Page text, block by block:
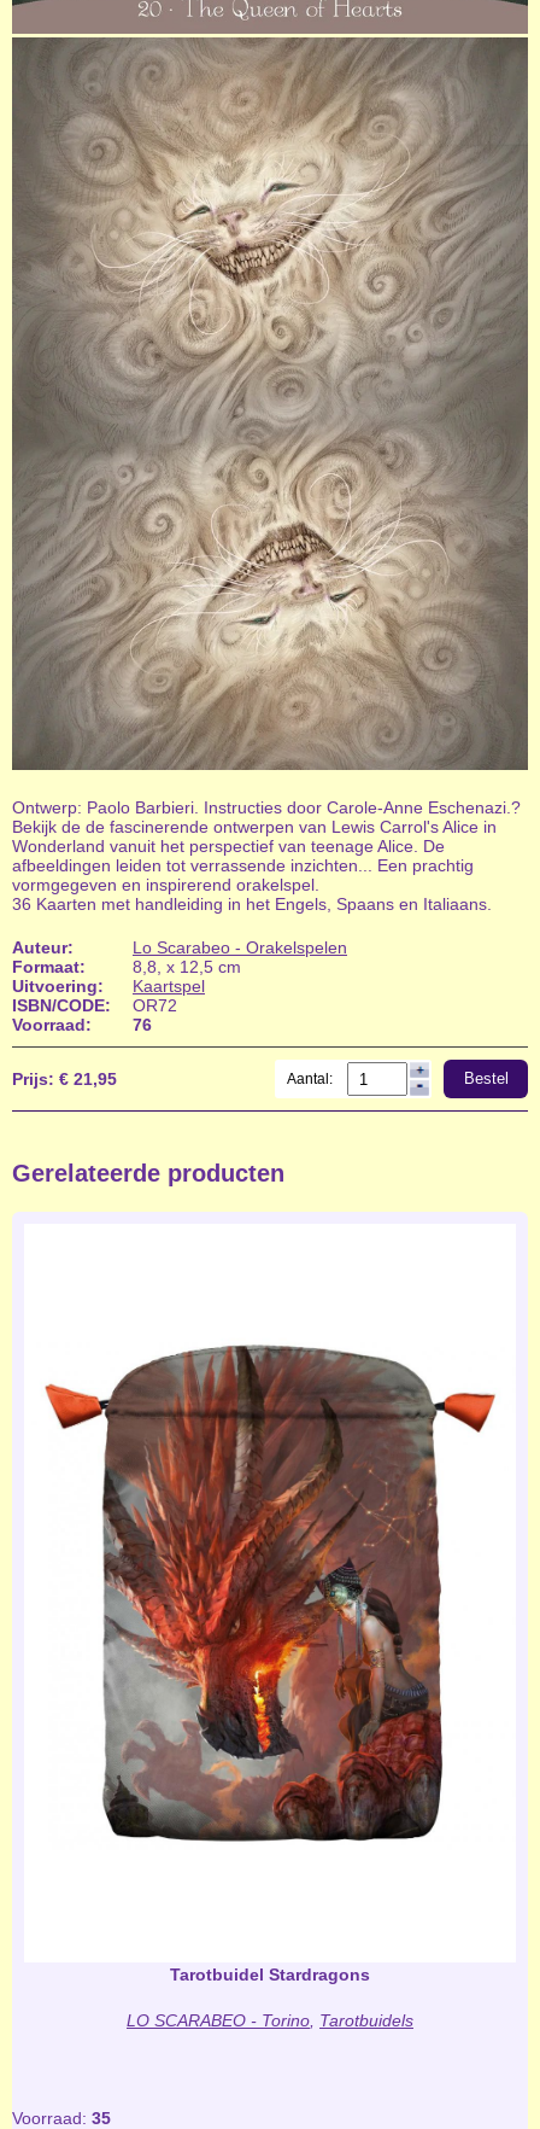
Ontwerp: Paolo Barbieri. Instructies door Carole-Anne Eschenazi.?
Bekijk de de fascinerende ontwerpen van Lewis Carrol's Alice in
Wonderland vanuit het perspectief van teenage Alice. De
afbeeldingen leiden tot verrassende inzichten... Een prachtig
vormgegeven en inspirerend orakelspel.
36 Kaarten met handleiding in het Engels, Spaans en Italiaans.
Auteur:
Lo Scarabeo - Orakelspelen
Formaat:
8,8, x 12,5 cm
Uitvoering:
Kaartspel
ISBN/CODE:
OR72
Voorraad:
76
Prijs: € 21,95 Aantal: Bestel
Gerelateerde producten
Tarotbuidel Stardragons
LO SCARABEO - Torino, Tarotbuidels
Voorraad: 35